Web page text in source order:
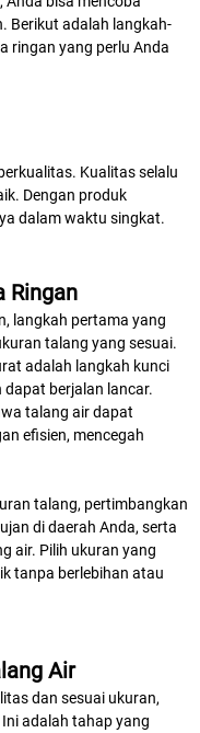
Berikut adalah langkah-
ringan yang perlu Anda
Kualitas selalu
Dengan produk
dalam waktu singkat.
Ringan
langkah pertama yang
talang yang sesuai.
adalah langkah kunci
berjalan lancar.
talang air dapat
efisien, mencegah
talang, pertimbangkan
di daerah Anda, serta
air. Pilih ukuran yang
tanpa berlebihan atau
Air
dan sesuai ukuran,
adalah tahap yang